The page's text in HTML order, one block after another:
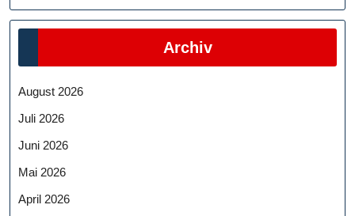
Archiv
August 2026
Juli 2026
Juni 2026
Mai 2026
April 2026